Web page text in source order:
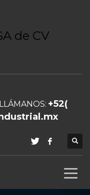
+52(